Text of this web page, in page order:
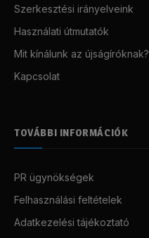
Szerkesztési irányelveink
Használati útmutatók
Mit kínálunk az újságíróknak?
Kapcsolat
TOVÁBBI INFORMÁCIÓK
PR ügynökségek
Felhasználási feltételek
Adatkezelési tájékoztató